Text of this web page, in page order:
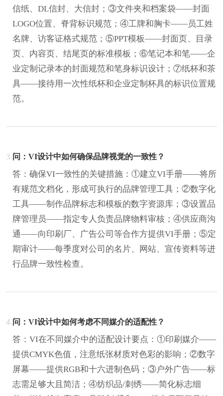
信纸、DL信封、大信封；③文件夹和档案袋——封面
LOGO位置、脊背标识规范；④工牌和胸卡——员工姓
名牌、访客证格式规范；⑤PPT模板——封面页、目录
页、内容页、结尾页的标准模板；⑥笔记本和笔——企
业定制记录本的封面规范和笔身标识设计；⑦纸杯和茶
具——接待用一次性纸杯和企业定制杯具的标识位置规
范。
3.问：VI设计中如何确保品牌视觉的一致性？
答：确保VI一致性的关键措施：①建立VI手册——将所
有规范文档化，形成可执行的品牌管理工具；②数字化
工具——制作品牌标志和模板的数字资源库；③设置品
牌管理员——指定专人负责品牌物料审核；④供应商沟
通——向印刷厂、广告公司等合作方提供VI手册；⑤定
期审计——每季度对公司的名片、网站、宣传资料等进
行品牌一致性检查。
4.问：VI设计中如何考虑不同媒介的适配性？
答：VI在不同媒介中的适配设计要点：①印刷媒介——
提供CMYK色值，注意纸张材质对色彩的影响；②数字
屏幕——提供RGB和十六进制色码；③户外广告——标
志需足够大且简洁；④纺织品/刺绣——简化标志细